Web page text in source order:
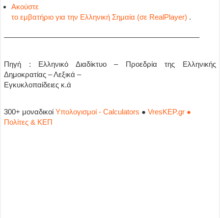
Ακούστε
το εμβατήριο για την Ελληνική Σημαία (σε RealPlayer) .
——————————————————————————–
Πηγή : Ελληνικό Διαδίκτυο – Προεδρία της Ελληνικής
Δημοκρατίας – Λεξικά –
Εγκυκλοπαίδειες κ.ά
300+ μοναδικοίΥπολογισμοί - Calculators ●VresKEP.gr ●
Πολίτες & ΚΕΠ